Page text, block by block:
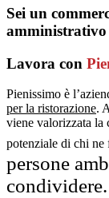
Sei un
amministrativo
Lavora con
Pienissimo è
per la ristorazione.
viene valorizzata la
potenziale di chi ne
persone
condividere.